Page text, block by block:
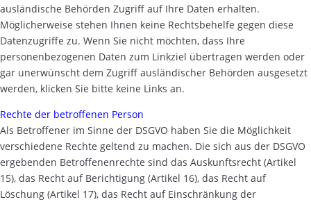
ausländische Behörden Zugriff auf Ihre Daten erhalten.
Möglicherweise stehen Ihnen keine Rechtsbehelfe gegen diese
Datenzugriffe zu. Wenn Sie nicht möchten, dass Ihre
personenbezogenen Daten zum Linkziel übertragen werden oder
gar unerwünscht dem Zugriff ausländischer Behörden ausgesetzt
werden, klicken Sie bitte keine Links an.
Rechte der betroffenen Person
Als Betroffener im Sinne der DSGVO haben Sie die Möglichkeit
verschiedene Rechte geltend zu machen. Die sich aus der DSGVO
ergebenden Betroffenenrechte sind das Auskunftsrecht (Artikel
15), das Recht auf Berichtigung (Artikel 16), das Recht auf
Löschung (Artikel 17), das Recht auf Einschränkung der